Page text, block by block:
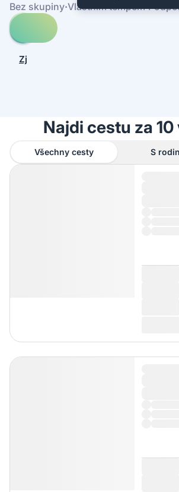
Bez skupiny·Vlastním tempem·
Prohledej
cesty
Zjistit,
Najdi cestu za
Všechny cesty S